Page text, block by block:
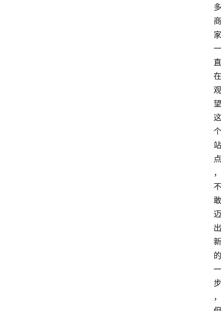
多
商
家
一
直
在
观
望
这
个
站
点
，
不
敢
迈
出
新
的
一
步
，